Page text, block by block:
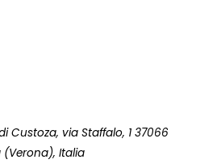
Custoza, via Staffalo, 1 37066
Italia